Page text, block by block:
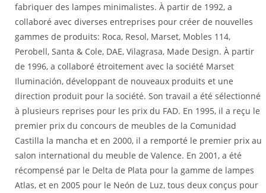
fabriquer des lampes minimalistes. À partir de 1992, a
collaboré avec diverses entreprises pour créer de nouvelles
gammes de produits: Roca, Resol, Marset, Mobles 114,
Perobell, Santa & Cole, DAE, Vilagrasa, Made Design. À partir
de 1996, a collaboré étroitement avec la société Marset
Iluminación, développant de nouveaux produits et une
direction produit pour la société. Son travail a été sélectionné
à plusieurs reprises pour les prix du FAD. En 1995, il a reçu le
premier prix du concours de meubles de la Comunidad
Castilla la mancha et en 2000, il a remporté le premier prix au
salon international du meuble de Valence. En 2001, a été
récompensé par le Delta de Plata pour la gamme de lampes
Atlas, et en 2005 pour le Neón de Luz, tous deux conçus pour